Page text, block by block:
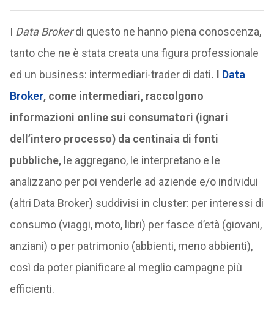
I Data Brokerdi questo ne hanno piena conoscenza,
tanto che ne è stata creata una figura professionale
ed un business: intermediari-trader di dati. I Data
Broker, come intermediari, raccolgono
informazioni online sui consumatori (ignari
dell’intero processo) da centinaia di fonti
pubbliche, le aggregano, le interpretano e le
analizzano per poi venderle ad aziende e/o individui
(altri Data Broker) suddivisi in cluster: per interessi di
consumo (viaggi, moto, libri) per fasce d’età (giovani,
anziani) o per patrimonio (abbienti, meno abbienti),
così da poter pianificare al meglio campagne più
efficienti.